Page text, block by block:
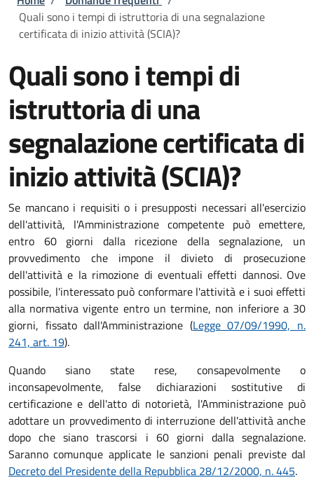
Quali sono i tempi di istruttoria di una segnalazione
certificata di inizio attività (SCIA)?
Quali sono i tempi di
istruttoria di una
segnalazione certificata di
inizio attività (SCIA)?
Se mancano i requisiti o i presupposti necessari all'esercizio
dell'attività, l'Amministrazione competente può emettere,
entro 60 giorni dalla ricezione della segnalazione, un
provvedimento che impone il divieto di prosecuzione
dell'attività e la rimozione di eventuali effetti dannosi. Ove
possibile, l'interessato può conformare l'attività e i suoi effetti
alla normativa vigente entro un termine, non inferiore a 30
giorni, fissato dall'Amministrazione (Legge 07/09/1990, n.
241, art. 19).
Quando siano state rese, consapevolmente o
inconsapevolmente, false dichiarazioni sostitutive di
certificazione e dell'atto di notorietà, l'Amministrazione può
adottare un provvedimento di interruzione dell'attività anche
dopo che siano trascorsi i 60 giorni dalla segnalazione.
Saranno comunque applicate le sanzioni penali previste dal
Decreto del Presidente della Repubblica 28/12/2000, n. 445.